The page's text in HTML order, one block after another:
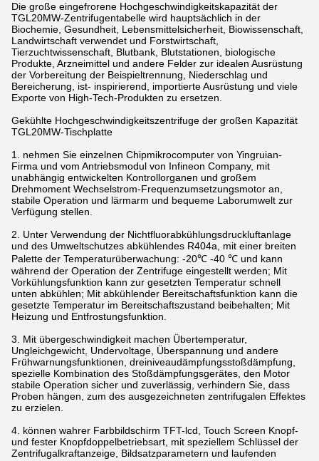
Die große eingefrorene Hochgeschwindigkeitskapazität der
TGL20MW-Zentrifugentabelle wird hauptsächlich in der
Biochemie, Gesundheit, Lebensmittelsicherheit, Biowissenschaft,
Landwirtschaft verwendet und Forstwirtschaft,
Tierzuchtwissenschaft, Blutbank, Blutstationen, biologische
Produkte, Arzneimittel und andere Felder zur idealen Ausrüstung
der Vorbereitung der Beispieltrennung, Niederschlag und
Bereicherung, ist- inspirierend, importierte Ausrüstung und viele
Exporte von High-Tech-Produkten zu ersetzen.
Gekühlte Hochgeschwindigkeitszentrifuge der großen Kapazität
TGL20MW-Tischplatte
1. nehmen Sie einzelnen Chipmikrocomputer von Yingruian-
Firma und vom Antriebsmodul von Infineon Company, mit
unabhängig entwickelten Kontrollorganen und großem
Drehmoment Wechselstrom-Frequenzumsetzungsmotor an,
stabile Operation und lärmarm und bequeme Laborumwelt zur
Verfügung stellen.
2. Unter Verwendung der Nichtfluorabkühlungsdruckluftanlage
und des Umweltschutzes abkühlendes R404a, mit einer breiten
Palette der Temperaturüberwachung: -20℃ -40 ℃ und kann
während der Operation der Zentrifuge eingestellt werden; Mit
Vorkühlungsfunktion kann zur gesetzten Temperatur schnell
unten abkühlen; Mit abkühlender Bereitschaftsfunktion kann die
gesetzte Temperatur im Bereitschaftszustand beibehalten; Mit
Heizung und Entfrostungsfunktion.
3. Mit übergeschwindigkeit machen Übertemperatur,
Ungleichgewicht, Undervoltage, Überspannung und andere
Frühwarnungsfunktionen, dreiniveaudämpfungsstoßdämpfung,
spezielle Kombination des Stoßdämpfungsgerätes, den Motor
stabile Operation sicher und zuverlässig, verhindern Sie, dass
Proben hängen, zum des ausgezeichneten zentrifugalen Effektes
zu erzielen.
4. können wahrer Farbbildschirm TFT-lcd, Touch Screen Knopf-
und fester Knopfdoppelbetriebsart, mit speziellem Schlüssel der
Zentrifugalkraftanzeige, Bildsatzparametern und laufenden